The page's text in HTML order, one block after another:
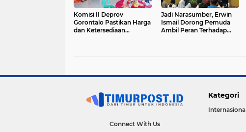
Komisi II Deprov
Gorontalo Pastikan Harga
dan Ketersediaan
Jadi Narasumber, Erwin
Ismail Dorong Pemuda
Ambil Peran Terhadap
Connect With Us
Kategori
Internasional